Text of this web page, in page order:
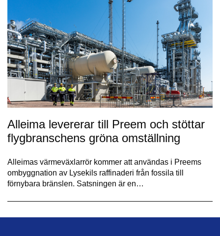
Alleima levererar till Preem och stöttar
flygbranschens gröna omställning
Alleimas värmeväxlarrör kommer att användas i Preems
ombyggnation av Lysekils raffinaderi från fossila till
förnybara bränslen. Satsningen är en…